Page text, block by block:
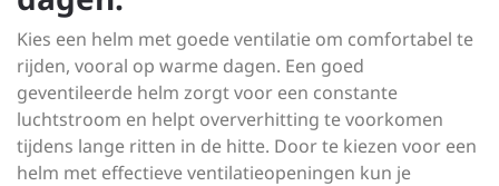
Kies een helm met goede ventilatie om comfortabel te
rijden, vooral op warme dagen. Een goed
geventileerde helm zorgt voor een constante
luchtstroom en helpt oververhitting te voorkomen
tijdens lange ritten in de hitte. Door te kiezen voor een
helm met effectieve ventilatieopeningen kun je